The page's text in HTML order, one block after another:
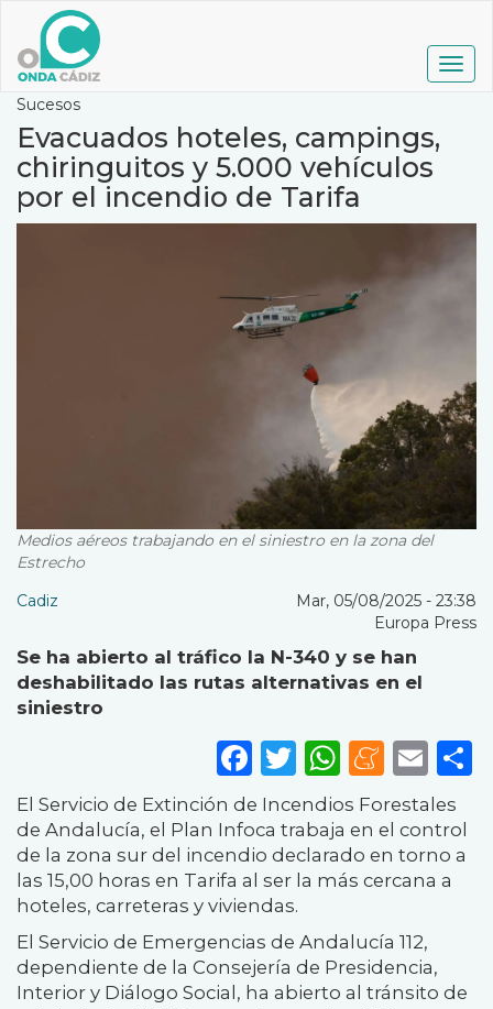
contenido
principal
Sucesos
Evacuados hoteles, campings,
chiringuitos y 5.000 vehículos
por el incendio de Tarifa
Medios aéreos trabajando en el siniestro en la zona del
Estrecho
Cadiz
Mar, 05/08/2025 - 23:38
Europa Press
Se ha abierto al tráfico la N-340 y se han
deshabilitado las rutas alternativas en el
siniestro
Facebook
Twitter
El Servicio de Extinción de Incendios Forestales
de Andalucía, el Plan Infoca trabaja en el control
de la zona sur del incendio declarado en torno a
las 15,00 horas en Tarifa al ser la más cercana a
hoteles, carreteras y viviendas.
El Servicio de Emergencias de Andalucía 112,
dependiente de la Consejería de Presidencia,
Interior y Diálogo Social, ha abierto al tránsito de